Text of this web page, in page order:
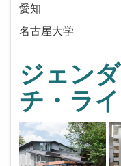
愛知
名古屋大学
ジェン
チ・ラ